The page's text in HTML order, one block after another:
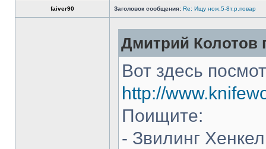
faiver90 Заголовок сообщения: Re: Ищу нож.5-8т.р.повар
Дмитрий Колотов
Вот здесь
http://
Поищите:
- Звилинг